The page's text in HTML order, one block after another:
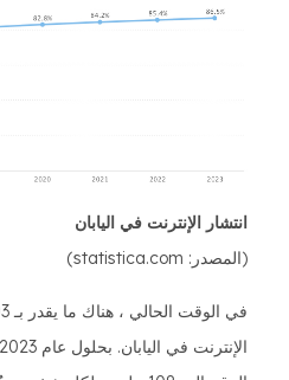
انتشار الإنترنت في اليابان
(المصدر: statistica.com)